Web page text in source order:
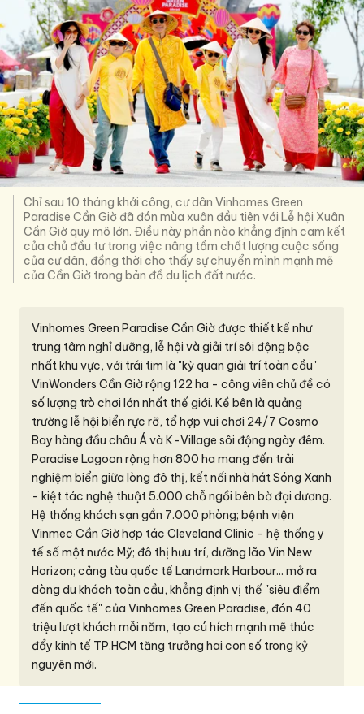
Chỉ sau 10 tháng khởi công, cư dân Vinhomes Green
Paradise Cần Giờ đã đón mùa xuân đầu tiên với Lễ hội Xuân
Cần Giờ quy mô lớn. Điều này phần nào khẳng định cam kết
của chủ đầu tư trong việc nâng tầm chất lượng cuộc sống
của cư dân, đồng thời cho thấy sự chuyển mình mạnh mẽ
của Cần Giờ trong bản đồ du lịch đất nước.
Vinhomes Green Paradise Cần Giờ được thiết kế như
trung tâm nghỉ dưỡng, lễ hội và giải trí sôi động bậc
nhất khu vực, với trái tim là "kỳ quan giải trí toàn cầu"
VinWonders Cần Giờ rộng 122 ha - công viên chủ đề có
số lượng trò chơi lớn nhất thế giới. Kề bên là quảng
trường lễ hội biển rực rỡ, tổ hợp vui chơi 24/7 Cosmo
Bay hàng đầu châu Á và K-Village sôi động ngày đêm.
Paradise Lagoon rộng hơn 800 ha mang đến trải
nghiệm biển giữa lòng đô thị, kết nối nhà hát Sóng Xanh
- kiệt tác nghệ thuật 5.000 chỗ ngồi bên bờ đại dương.
Hệ thống khách sạn gần 7.000 phòng; bệnh viện
Vinmec Cần Giờ hợp tác Cleveland Clinic - hệ thống y
tế số một nước Mỹ; đô thị hưu trí, dưỡng lão Vin New
Horizon; cảng tàu quốc tế Landmark Harbour... mở ra
dòng du khách toàn cầu, khẳng định vị thế "siêu điểm
đến quốc tế" của Vinhomes Green Paradise, đón 40
triệu lượt khách mỗi năm, tạo cú hích mạnh mẽ thúc
đẩy kinh tế TP.HCM tăng trưởng hai con số trong kỷ
nguyên mới.